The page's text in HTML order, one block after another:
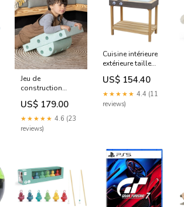
Jeu de
construction
modu explorer -
vert The Puppet
Company
US$ 179.00
★★★★★ 4.6 (23
reviews)
Cuisine intérieure
extérieure taille
moyenne marron
Louise Et Gabriel
US$ 154.40
★★★★★ 4.4 (11
reviews)